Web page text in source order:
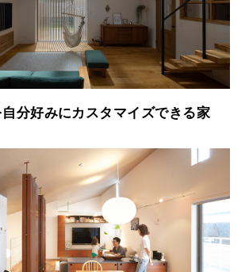
分好みにカスタマイズできる家